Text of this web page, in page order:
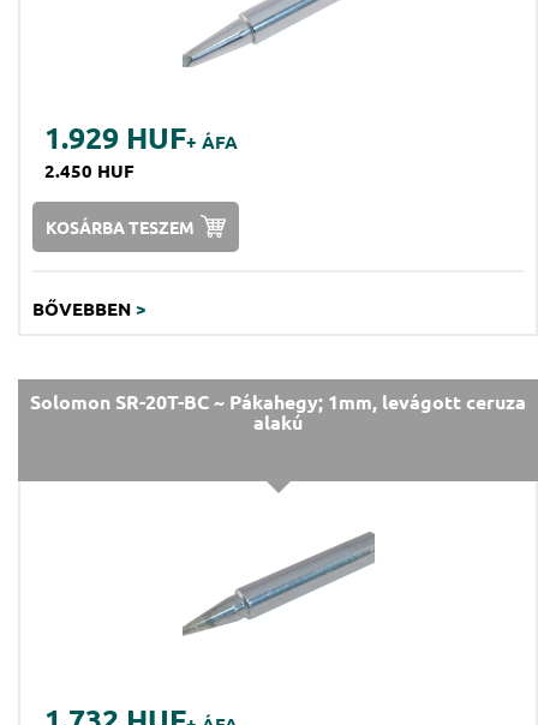
1.929 HUF+ ÁFA
2.450 HUF
KOSÁRBA TESZEM
BŐVEBBEN >
Solomon SR-20T-BC ~ Pákahegy; 1mm, levágott ceruza
alakú